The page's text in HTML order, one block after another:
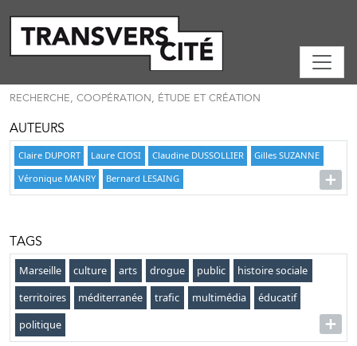
RECHERCHE, COOPÉRATION, ÉTUDE ET CRÉATION
AUTEURS
Claire DUPORT Laure CIOSI Claudine DUSSOLLIER
Gilles SUZANNE
Véronique MANRY
Bernard LESAING
TAGS
Marseille culture arts drogue public
histoire sociale
territoires
méditerranée trafic multimédia
éducatif
politique